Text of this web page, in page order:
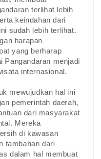
terlihat lebih
keindahan dari
sudah lebih terlihat.
harapan
yang berharap
Pangandaran menjadi
internasional.
mewujudkan hal ini
pemerintah daerah,
dari masyarakat
Mereka
di kawasan
tambahan dari
dalam hal membuat